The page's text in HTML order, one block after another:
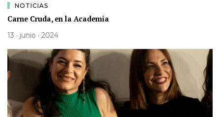
NOTICIAS
Carne Cruda, en la Academia
13 · junio · 2024